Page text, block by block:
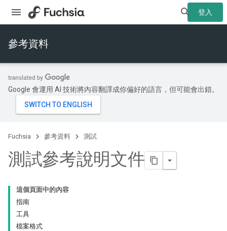
登入
參考資料
Google 會運用 AI 技術將內容翻譯成你偏好的語言，但可能會出錯。
Fuchsia 參考資料 測試
測試參考說明文件
這個頁面中的內容
指南
工具
檔案格式